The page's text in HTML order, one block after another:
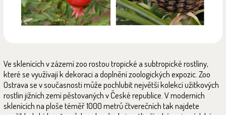
Ve sklenících v zázemí zoo rostou tropické a subtropické rostliny,
které se využívají k dekoraci a doplnění zoologických expozic. Zoo
Ostrava se v současnosti může pochlubit největší kolekcí užitkových
rostlin jižních zemí pěstovaných v České republice. V moderních
sklenících na ploše téměř 1000 metrů čtverečních tak najdete